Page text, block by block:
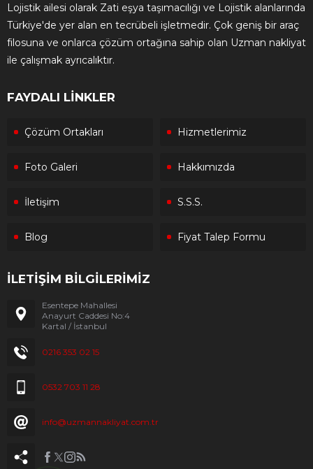
Lojistik ailesi olarak Zati eşya taşımacılığı ve Lojistik alanlarında
Türkiye'de yer alan en tecrübeli işletmedir. Çok geniş bir araç
filosuna ve onlarca çözüm ortağına sahip olan Uzman nakliyat
ile çalışmak ayrıcalıktır.
FAYDALI LİNKLER
Çözüm Ortakları Hizmetlerimiz
Foto Galeri Hakkımızda
İletişim S.S.S.
Blog Fiyat Talep Formu
İLETİŞİM BİLGİLERİMİZ
Esentepe Mahallesi
Anayurt Caddesi No:4
Kartal / İstanbul
0216 353 02 15
0532 703 11 28
info@uzmannakliyat.com.tr